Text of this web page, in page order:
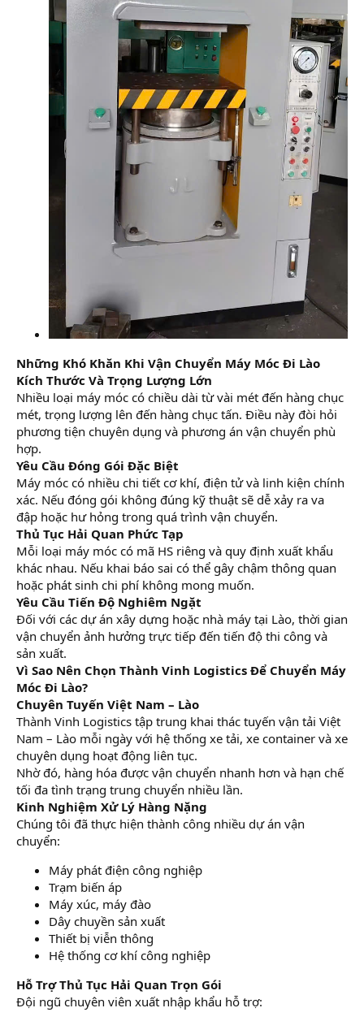
Những Khó Khăn Khi Vận Chuyển Máy Móc Đi Lào
Kích Thước Và Trọng Lượng Lớn
Nhiều loại máy móc có chiều dài từ vài mét đến hàng chục
mét, trọng lượng lên đến hàng chục tấn. Điều này đòi hỏi
phương tiện chuyên dụng và phương án vận chuyển phù
hợp.
Yêu Cầu Đóng Gói Đặc Biệt
Máy móc có nhiều chi tiết cơ khí, điện tử và linh kiện chính
xác. Nếu đóng gói không đúng kỹ thuật sẽ dễ xảy ra va
đập hoặc hư hỏng trong quá trình vận chuyển.
Thủ Tục Hải Quan Phức Tạp
Mỗi loại máy móc có mã HS riêng và quy định xuất khẩu
khác nhau. Nếu khai báo sai có thể gây chậm thông quan
hoặc phát sinh chi phí không mong muốn.
Yêu Cầu Tiến Độ Nghiêm Ngặt
Đối với các dự án xây dựng hoặc nhà máy tại Lào, thời gian
vận chuyển ảnh hưởng trực tiếp đến tiến độ thi công và
sản xuất.
Vì Sao Nên Chọn Thành Vinh Logistics Để Chuyển Máy
Móc Đi Lào?
Chuyên Tuyến Việt Nam – Lào
Thành Vinh Logistics tập trung khai thác tuyến vận tải Việt
Nam – Lào mỗi ngày với hệ thống xe tải, xe container và xe
chuyên dụng hoạt động liên tục.
Nhờ đó, hàng hóa được vận chuyển nhanh hơn và hạn chế
tối đa tình trạng trung chuyển nhiều lần.
Kinh Nghiệm Xử Lý Hàng Nặng
Chúng tôi đã thực hiện thành công nhiều dự án vận
chuyển:
Máy phát điện công nghiệp
Trạm biến áp
Máy xúc, máy đào
Dây chuyền sản xuất
Thiết bị viễn thông
Hệ thống cơ khí công nghiệp
Hỗ Trợ Thủ Tục Hải Quan Trọn Gói
Đội ngũ chuyên viên xuất nhập khẩu hỗ trợ: